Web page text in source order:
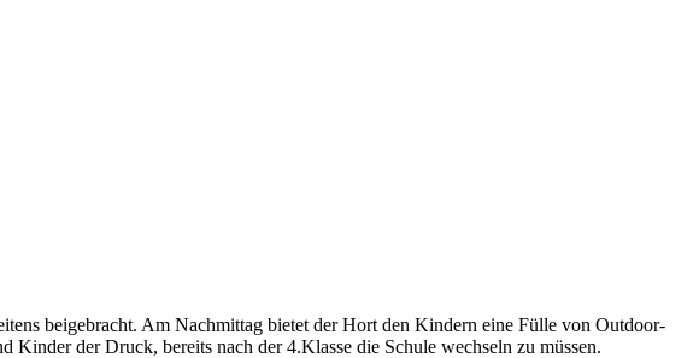
beigebracht. Am Nachmittag bietet der Hort den Kindern eine Fülle von Outdoor-
der Druck, bereits nach der 4.Klasse die Schule wechseln zu müssen.